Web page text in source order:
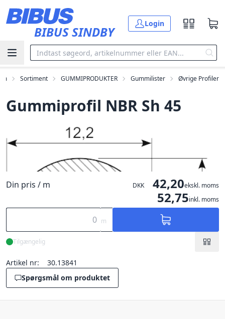
BIBUS SINDBY
Login
Sortiment GUMMIPRODUKTER Gummilister Øvrige Profiler
Gummiprofil NBR Sh 45
Din pris / m DKK 42,20ekskl. moms
52,75inkl. moms
m
Tilgængelig
Artikel nr:
30.13841
Spørgsmål om produktet